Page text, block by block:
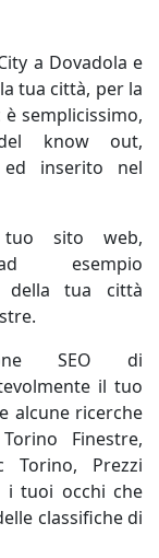
a Dovadola e
tua città, per la
semplicissimo,
know out,
ed inserito nel
sito web,
esempio
tua città
SEO di
il tuo
alcune ricerche
Finestre,
Torino, Prezzi
i tuoi occhi che
classifiche di